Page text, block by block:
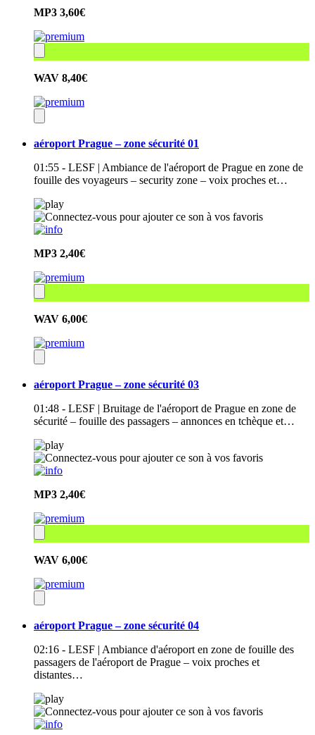
MP3 3,60€
WAV 8,40€
aéroport Prague – zone sécurité 01
01:55 - LESF | Ambiance de l'aéroport de Prague en zone de
fouille des voyageurs – security zone – voix proches et…
MP3 2,40€
WAV 6,00€
aéroport Prague – zone sécurité 03
01:48 - LESF | Bruitage de l'aéroport de Prague en zone de
sécurité – fouille des passagers – annonces en tchèque et…
MP3 2,40€
WAV 6,00€
aéroport Prague – zone sécurité 04
02:16 - LESF | Ambiance d'aéroport en zone de fouille des
passagers de l'aéroport de Prague – voix proches et
distantes…